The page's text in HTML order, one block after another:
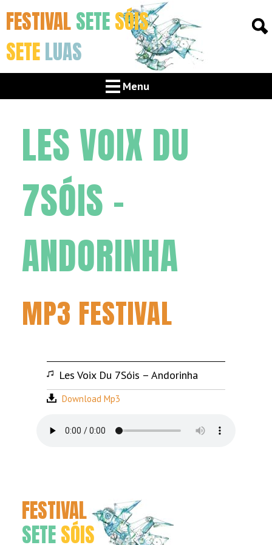
FESTIVALSETESÓIS
SETELUAS
Menu
LES VOIX DU
7SÓIS –
ANDORINHA
MP3 FESTIVAL
Les Voix Du 7Sóis – Andorinha
Download Mp3
FESTIVAL
SETESÓIS